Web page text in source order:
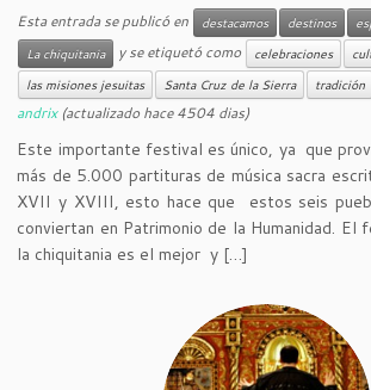
Esta entrada se publicó en destacamos destinos
La chiquitania
y se etiquetó como celebraciones
las misiones jesuitas
Santa Cruz de la Sierra tradición
andrix(actualizado hace 4504 dias)
Este importante festival es único, ya que
más de 5.000 partituras de música sacra
XVII y XVIII, esto hace que estos seis
conviertan en Patrimonio de la Humanidad. El
la chiquitania es el mejor y […]